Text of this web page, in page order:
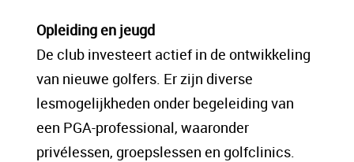
Opleiding en jeugd
De club investeert actief in de ontwikkeling
van nieuwe golfers. Er zijn diverse
lesmogelijkheden onder begeleiding van
een PGA-professional, waaronder
privélessen, groepslessen en golfclinics.